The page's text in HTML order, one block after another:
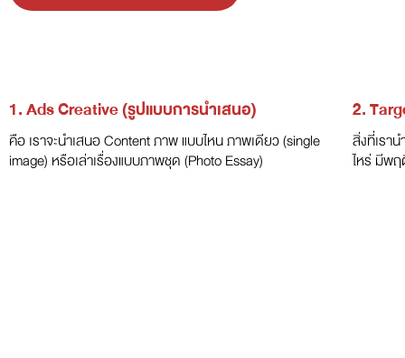
1. Ads Creative (รูปแบบการนำเสนอ)
คือ เราจะนำเสนอ Content ภาพ แบบไหน ภาพเดียว (single
image) หรือเล่าเรื่องแบบภาพชุด (Photo Essay)
2.
สิ่งที่เรา
ไหร่ มีพฤ